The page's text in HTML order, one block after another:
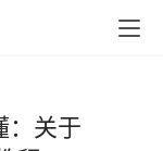
：关于